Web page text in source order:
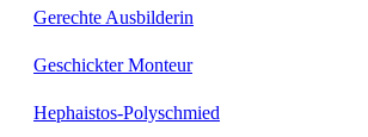
Gerechte Ausbilderin
Geschickter Monteur
Hephaistos-Polyschmied